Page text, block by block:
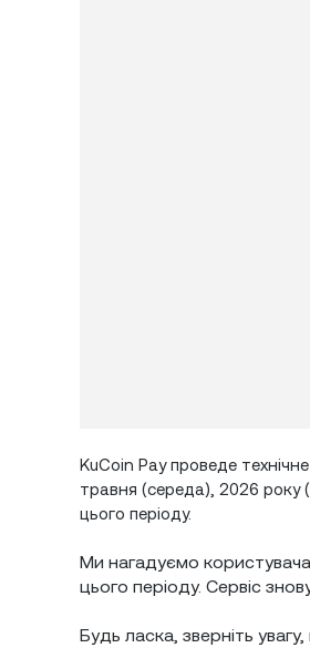
KuCoin Pay проведе
травня (середа), 2026 року
цього періоду.
Ми нагадуємо
цього періоду. Сервіс
Будь ласка, зверніть